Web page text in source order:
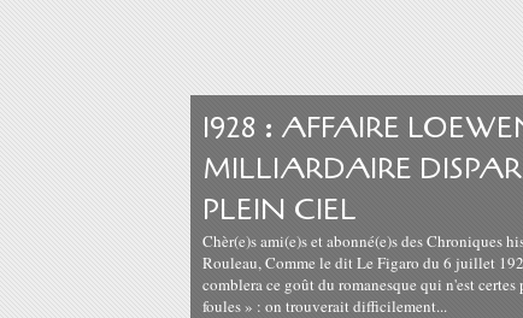
1928 : AFFAIRE
MILLIARDAIRE
PLEIN CIEL
Chèr(e)s ami(e)s et abonné(e)s des Chroniques
Rouleau, Comme le dit Le Figaro du 6 juillet
comblera ce goût du romanesque qui n'est
foules » : on trouverait difficilement...